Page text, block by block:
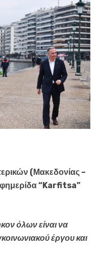
(Μακεδονίας –
“Karfitsa”
όλων είναι να
έργου και